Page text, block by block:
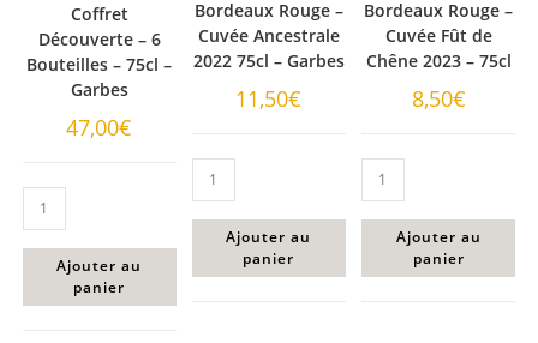
Coffret
Découverte – 6
Bouteilles – 75cl –
Garbes
47,00€
Ajouter au
panier
Bordeaux Rouge –
Cuvée Ancestrale
2022 75cl – Garbes
11,50€
Ajouter au
panier
Bordeaux Rouge –
Cuvée Fût de
Chêne 2023 – 75cl
8,50€
Ajouter au
panier